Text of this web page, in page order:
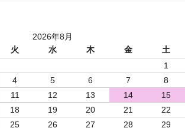
2026年8月
火 水 木 金
土
1
4 5 6 7
8
11 12 13 14
15
18 19 20 21
22
25 26 27 28
29